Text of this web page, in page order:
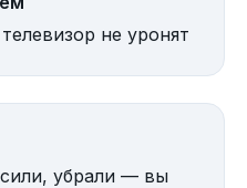
не уронят
убрали — вы